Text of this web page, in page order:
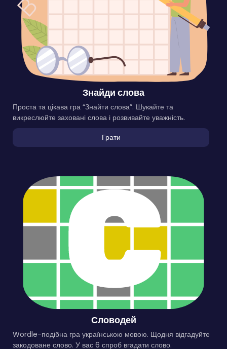
Знайди слова
Проста та цікава гра “Знайти слова”. Шукайте та
викреслюйте заховані слова і розвивайте уважність.
Грати
Словодей
Wordle-подібна гра українською мовою. Щодня відгадуйте
закодоване слово. У вас 6 спроб вгадати слово.